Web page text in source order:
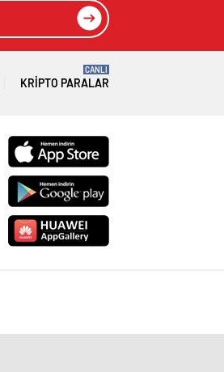
KRIPTO PARALAR
CANLI